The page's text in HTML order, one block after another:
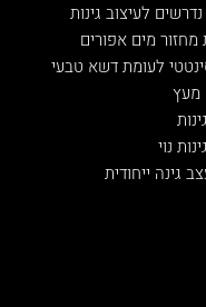
לעיצוב גינות
מים אפורים
לעומת דשא טבעי
מעץ
נוי
גינה ייחודית